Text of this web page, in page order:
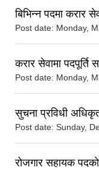
बिभिन्न पदमा करार
Post date: Monday,
करार सेवामा पदपूर्ति
Post date: Monday,
सुचना प्रविधी
Post date: Sunday,
रोजगार सहायक पदको